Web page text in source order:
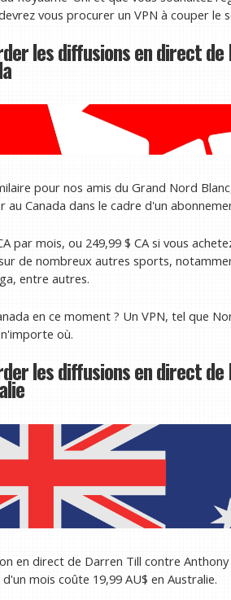
vous procurer un VPN à couper le
les diffusions en direct
pour nos amis du Grand Nord
au Canada dans le cadre d'un
par mois, ou 249,99 $ CA si vous
de nombreux autres sports,
entre autres.
en ce moment ? Un VPN, tel que
où.
les diffusions en direct
en direct de Darren Till contre
mois coûte 19,99 AU$ en Australie.